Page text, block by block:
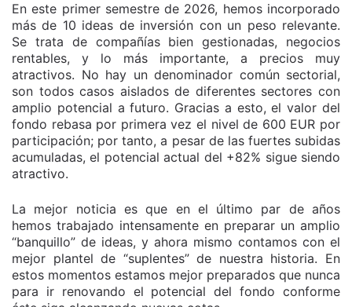
En este primer semestre de 2026, hemos incorporado
más de 10 ideas de inversión con un peso relevante.
Se trata de compañías bien gestionadas, negocios
rentables, y lo más importante, a precios muy
atractivos. No hay un denominador común sectorial,
son todos casos aislados de diferentes sectores con
amplio potencial a futuro. Gracias a esto, el valor del
fondo rebasa por primera vez el nivel de 600 EUR por
participación; por tanto, a pesar de las fuertes subidas
acumuladas, el potencial actual del +82% sigue siendo
atractivo.
La mejor noticia es que en el último par de años
hemos trabajado intensamente en preparar un amplio
“banquillo” de ideas, y ahora mismo contamos con el
mejor plantel de “suplentes” de nuestra historia. En
estos momentos estamos mejor preparados que nunca
para ir renovando el potencial del fondo conforme